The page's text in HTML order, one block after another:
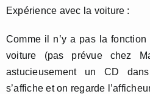
Expérience avec la voiture :
Comme il n’y a pas la
voiture (pas prévue chez
astucieusement un CD
s’affiche et on regarde